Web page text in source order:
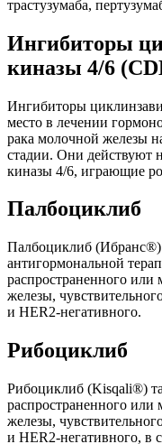
трастузумаба,
Ингибиторы
киназы 4/6
Ингибиторы
место в лечении
рака молочной железы
стадии. Они действуют
киназы 4/6, играющие
Палбоциклиб
Палбоциклиб (Ибранс®)
антигормональной
распространенного или
железы,
и HER2-негативного.
Рибоциклиб
Рибоциклиб (Kisqali®)
распространенного или
железы,
и HER2-негативного, в